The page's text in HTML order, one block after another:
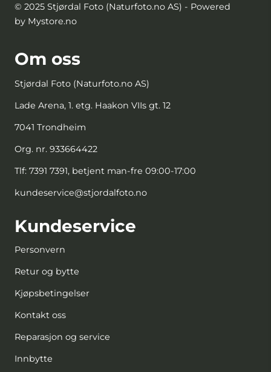
© 2025 Stjørdal Foto (Naturfoto.no AS) - Powered
by Mystore.no
Om oss
Stjørdal Foto (Naturfoto.no AS)
Lade Arena, 1. etg. Haakon VIIs gt. 12
7041 Trondheim
Org. nr. 933664422
Tlf: 7391 7391, betjent man-fre 09:00-17:00
kundeservice@stjordalfoto.no
Kundeservice
Personvern
Retur og bytte
Kjøpsbetingelser
Kontakt oss
Reparasjon og service
Innbytte